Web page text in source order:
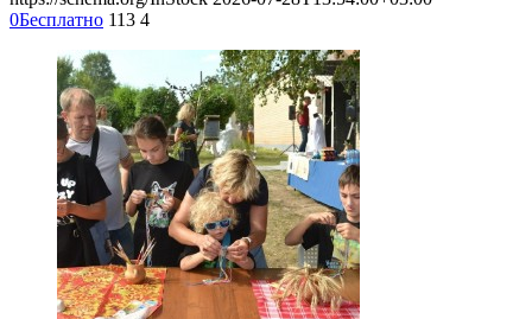
0Бесплатно 113 4